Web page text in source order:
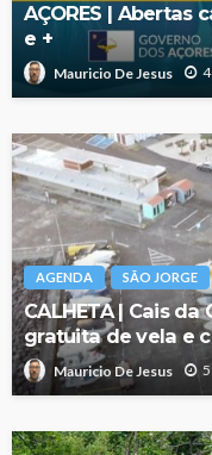
AÇORES | Abertas
e +
Mauricio De Jesus
AGENDA SÃO JORGE
CALHETA | Cais
gratuita de vela e
Mauricio De Jesus